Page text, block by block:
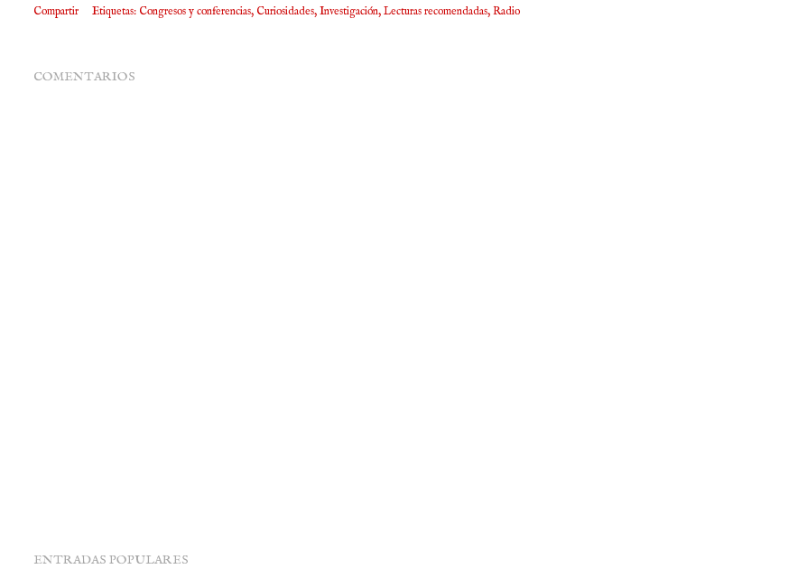
Compartir Etiquetas: Congresos y conferencias Curiosidades Investigación Lecturas recomendadas Radio
COMENTARIOS
ENTRADAS POPULARES